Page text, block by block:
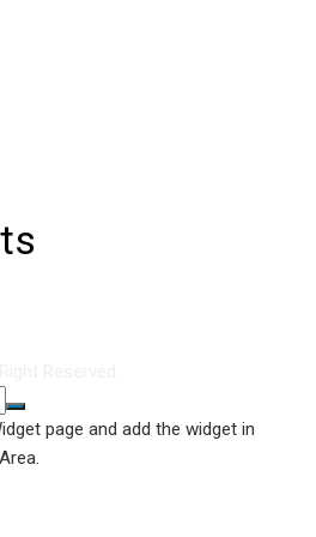
page and add the widget in